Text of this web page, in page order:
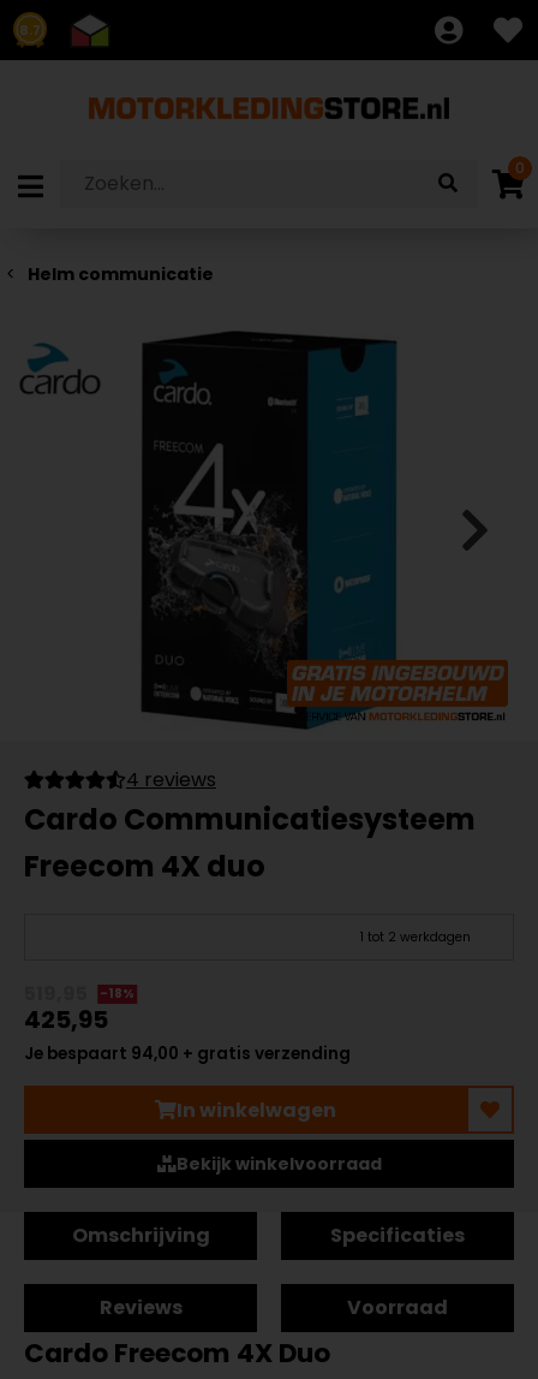
8.7
0
Helm communicatie
4 reviews
Cardo Communicatiesysteem
Freecom 4X duo
1 tot 2 werkdagen
-18%
425,95
Je bespaart 94,00 + gratis verzending
In winkelwagen
Bekijk winkelvoorraad
Omschrijving Specificaties
Reviews Voorraad
Cardo Freecom 4X Duo